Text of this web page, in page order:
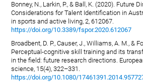
Bonney, N., Larkin, P., & Ball, K. (2020). Future
Considerations for Talent Identification in
in sports and active living, 2, 612067.
https://doi.org/10.3389/fspor.2020.612067
Broadbent, D. P., Causer, J., Williams, A. M., &
Perceptual-cognitive skill training and its
in the field: future research directions.
science, 15(4), 322–331.
https://doi.org/10.1080/